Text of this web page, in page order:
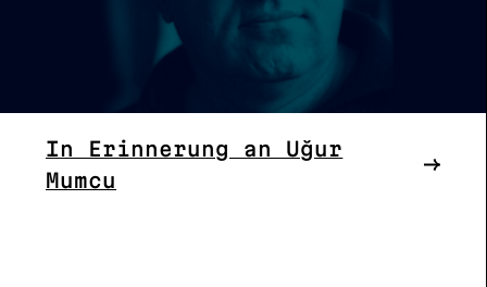
In Erinnerung an Uğur
Mumcu